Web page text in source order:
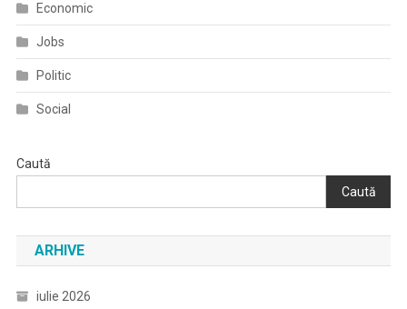
Economic
Jobs
Politic
Social
Caută
Caută
ARHIVE
iulie 2026